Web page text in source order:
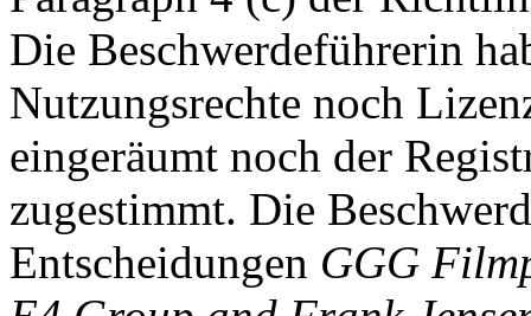
Die Beschwerdeführerin
Nutzungsrechte noch
eingeräumt noch der
zugestimmt. Die
Entscheidungen GGG